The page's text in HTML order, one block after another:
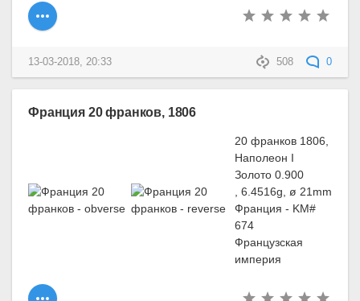
508 0
13-03-2018, 20:33
Франция 20 франков, 1806
20 франков 1806,
Наполеон I
Золото 0.900
, 6.4516g, ø 21mm
Франция - KM#
674
Французская
империя